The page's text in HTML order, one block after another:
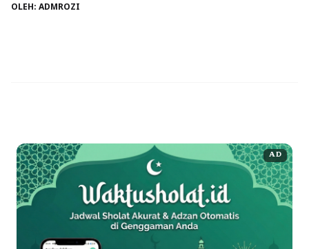
yang hangat dari para konsumennya. Nah, secara
OLEH: ADMROZI
AD